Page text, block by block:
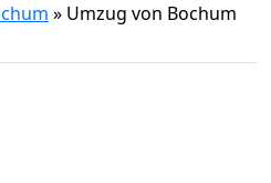
» Umzug von Bochum